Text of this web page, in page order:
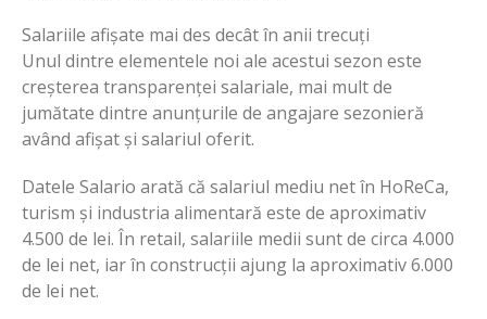
Salariile afișate mai des decât în anii trecuți
Unul dintre elementele noi ale acestui sezon este
creșterea transparenței salariale, mai mult de
jumătate dintre anunțurile de angajare sezonieră
având afișat și salariul oferit.
Datele Salario arată că salariul mediu net în HoReCa,
turism și industria alimentară este de aproximativ
4.500 de lei. În retail, salariile medii sunt de circa 4.000
de lei net, iar în construcții ajung la aproximativ 6.000
de lei net.